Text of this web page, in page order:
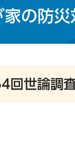
家の防
回世論調